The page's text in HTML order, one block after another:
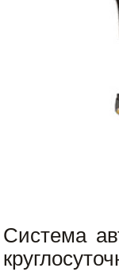
Система